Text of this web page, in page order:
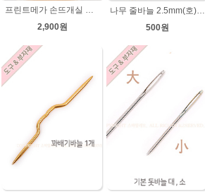
프린트메가 손뜨개실 모자뜨기 뜨개질 목도리털실 뜨개실
2,900원
나무 줄바늘 2.5mm(호)~12mm(호) 대바늘 나무바늘 뜨개용품 뜨개도구
500원